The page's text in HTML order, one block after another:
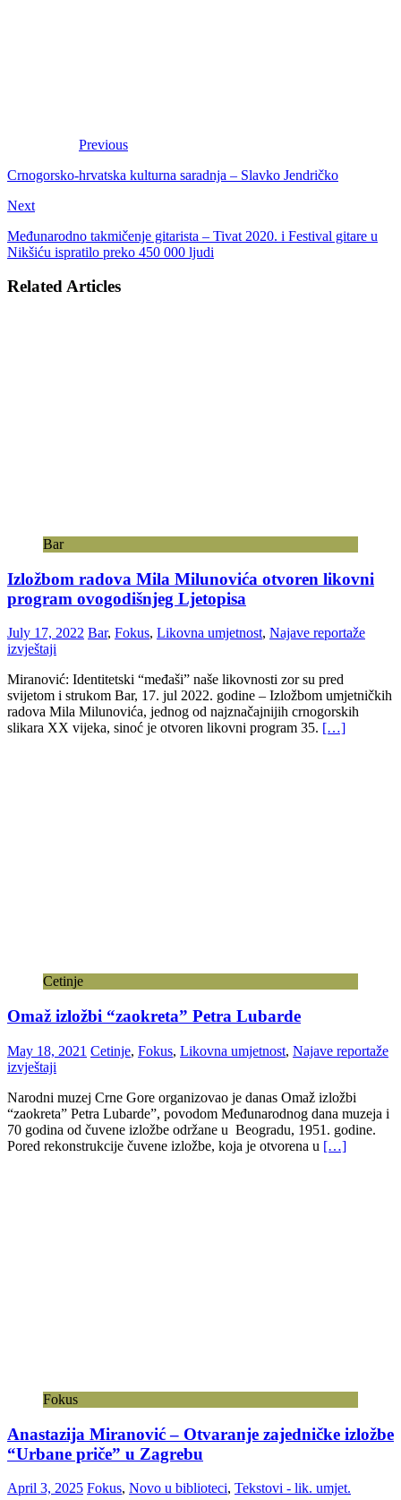
Previous
Crnogorsko-hrvatska kulturna saradnja – Slavko Jendričko
Next
Međunarodno takmičenje gitarista – Tivat 2020. i Festival gitare u
Nikšiću ispratilo preko 450 000 ljudi
Related Articles
Bar
Izložbom radova Mila Milunovića otvoren likovni
program ovogodišnjeg Ljetopisa
July 17, 2022 Bar, Fokus, Likovna umjetnost, Najave reportaže
izvještaji
Miranović: Identitetski “međaši” naše likovnosti zor su pred
svijetom i strukom Bar, 17. jul 2022. godine – Izložbom umjetničkih
radova Mila Milunovića, jednog od najznačajnijih crnogorskih
slikara XX vijeka, sinoć je otvoren likovni program 35. […]
Cetinje
Omaž izložbi “zaokreta” Petra Lubarde
May 18, 2021 Cetinje, Fokus, Likovna umjetnost, Najave reportaže
izvještaji
Narodni muzej Crne Gore organizovao je danas Omaž izložbi
“zaokreta” Petra Lubarde”, povodom Međunarodnog dana muzeja i
70 godina od čuvene izložbe održane u Beogradu, 1951. godine.
Pored rekonstrukcije čuvene izložbe, koja je otvorena u […]
Fokus
Anastazija Miranović – Otvaranje zajedničke izložbe
“Urbane priče” u Zagrebu
April 3, 2025 Fokus, Novo u biblioteci, Tekstovi - lik. umjet.